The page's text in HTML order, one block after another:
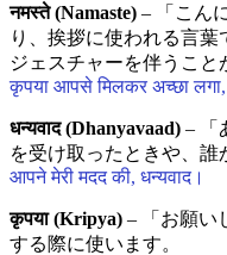
नमस्ते (Namaste) – 「こん
り、挨拶に使われる言
ジェスチャーを伴うこと
कृपया आपसे मिलकर अच्छा
धन्यवाद (Dhanyavaad) – 「
を受け取ったときや、誰
आपने मेरी मदद की, धन्यवाद।
कृपया (Kripya) – 「お願い
する際に使います。